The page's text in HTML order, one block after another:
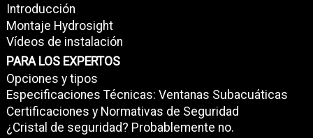
Introducción
Montaje Hydrosight
Vídeos de instalación
PARA LOS EXPERTOS
Opciones y tipos
Especificaciones Técnicas: Ventanas Subacuáticas
Certificaciones y Normativas de Seguridad
¿Cristal de seguridad? Probablemente no.